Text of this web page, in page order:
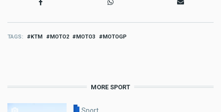
TAGS KTM MOTO2 MOTO3 MOTOGP
MORE SPORT